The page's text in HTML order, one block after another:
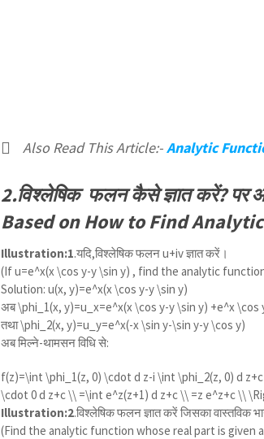
Also Read This Article:-Analytic
2.विश्लेषिक फलन कैसे ज्ञात करें? पर
Based on How to Find
Illustration:1.यदि,विश्लेषिक फलन u+iv ज्ञात करें।
(Ifu=e^x(x \cos y-y \sin y) , find the analytic
Solution:u(x, y)=e^x(x \cos y-y \sin y)
अब\phi_1(x, y)=u_x=e^x(x \cos y-y \sin y) +e^x \cos
तथा\phi_2(x, y)=u_y=e^x(-x \sin y-\sin y-y \cos y)
अब मिल्ने-थामसन विधि से:
f(z)=\int \phi_1(z, 0) \cdot d z-i \int \phi_2(z, 0) d
\cdot 0 d z+c \\ =\int e^z(z+1) d z+c \\ =z e^z+c \\
Illustration:2.विश्लेषिक फलन ज्ञात करें जिसका वास्तविक
(Find the analytic function whose real part is given